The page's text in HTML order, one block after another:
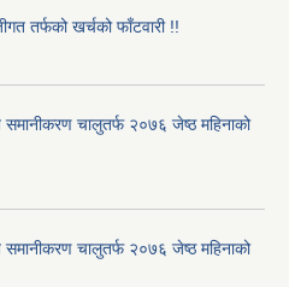
तर्फको खर्चको फाँटवारी !!
समानीकरण चालुतर्फ २०७६ जेष्ठ महिनाको
समानीकरण चालुतर्फ २०७६ जेष्ठ महिनाको